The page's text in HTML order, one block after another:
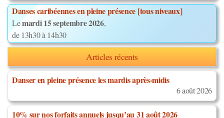
Danses caribéennes en pleine présence [tous niveaux]
Lemardi 15 septembre 2026,
de 13h30 à 14h30
Articles récents
Danser en pleine présence les mardis après-midis
6 août 2026
10% sur nos forfaits annuels jusqu’au 31 août 2026